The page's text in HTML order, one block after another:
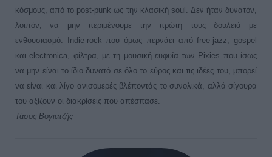
κόσμους, από το post-punk ως την κλασική soul. Δεν ήταν δυνατόν,
λοιπόν, να μην περιμένουμε την πρώτη τους δουλειά με
ενθουσιασμό. Indie-rock που όμως περνάει από free-jazz, gospel
και electronica, φίλτρα, με τη μουσική ευφυία των Pixies που ίσως
να μην είναι το ίδιο δυνατό σε όλο το εύρος και τις ιδέες του, μπορεί
να είναι και λίγο ανισομερές βλέποντάς το συνολικά, αλλά σίγουρα
του αξίζουν οι διακρίσεις που απέσπασε.
Τάσος Βογιατζής